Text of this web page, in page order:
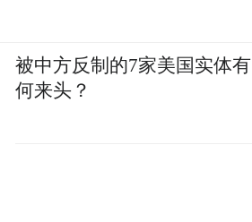
被中方反制的7家美国实体有
何来头？